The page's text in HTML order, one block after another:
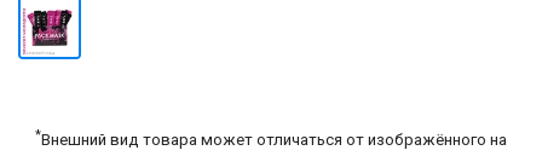
*Внешний вид товара может отличаться от изображённого на